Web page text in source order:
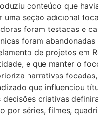
conteúdo que
uma seção adicional
foram testadas e
foram
de projetos em
e que manter o
narrativas
que influenciou
decisões criativas
por séries, filmes,